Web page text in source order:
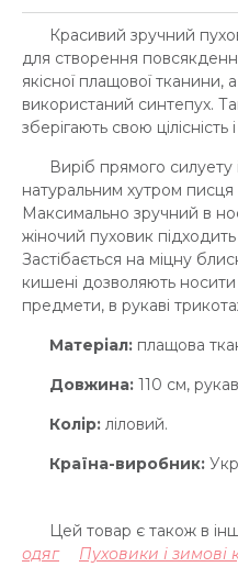
Красивий зручний
для створення
якісної плащової тканини,
використаний синтепух.
зберігають свою цілісність
Виріб прямого
натуральним хутром писця
Максимально зручний в
жіночий пуховик
Застібається на міцну
кишені дозволяють носити
предмети, в рукаві
Матеріал: плащова
Довжина: 110 см,
Колір: ліловий.
Країна-виробник:
Цей товар є також в
одяг
Пуховики і зимові